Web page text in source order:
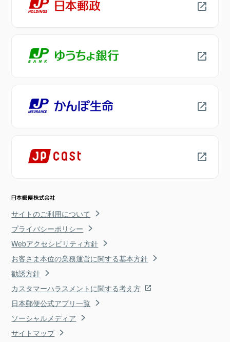
サイトのご利用について
プライバシーポリシー
Webアクセシビリティ方針
お客さま本位の業務運営に関する基本方針
勧誘方針
カスタマーハラスメントに関する考え方
日本郵便公式アプリ一覧
ソーシャルメディア
サイトマップ